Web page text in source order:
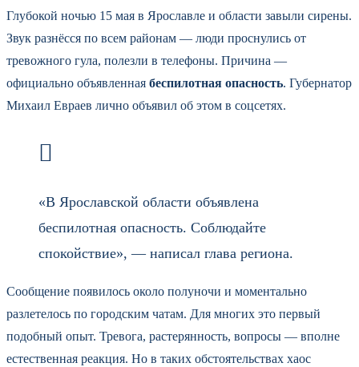
Глубокой ночью 15 мая в Ярославле и области завыли сирены.
Звук разнёсся по всем районам — люди проснулись от
тревожного гула, полезли в телефоны. Причина —
официально объявленная беспилотная опасность. Губернатор
Михаил Евраев лично объявил об этом в соцсетях.
«В Ярославской области объявлена
беспилотная опасность. Соблюдайте
спокойствие», — написал глава региона.
Сообщение появилось около полуночи и моментально
разлетелось по городским чатам. Для многих это первый
подобный опыт. Тревога, растерянность, вопросы — вполне
естественная реакция. Но в таких обстоятельствах хаос